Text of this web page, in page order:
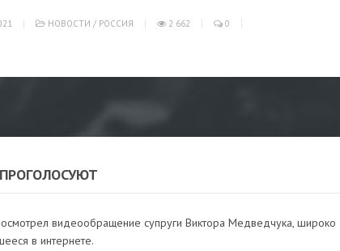
НОВОСТИ / РОССИЯ 2 662 0
видеообращение супруги Виктора Медведчука, широко
в интернете.